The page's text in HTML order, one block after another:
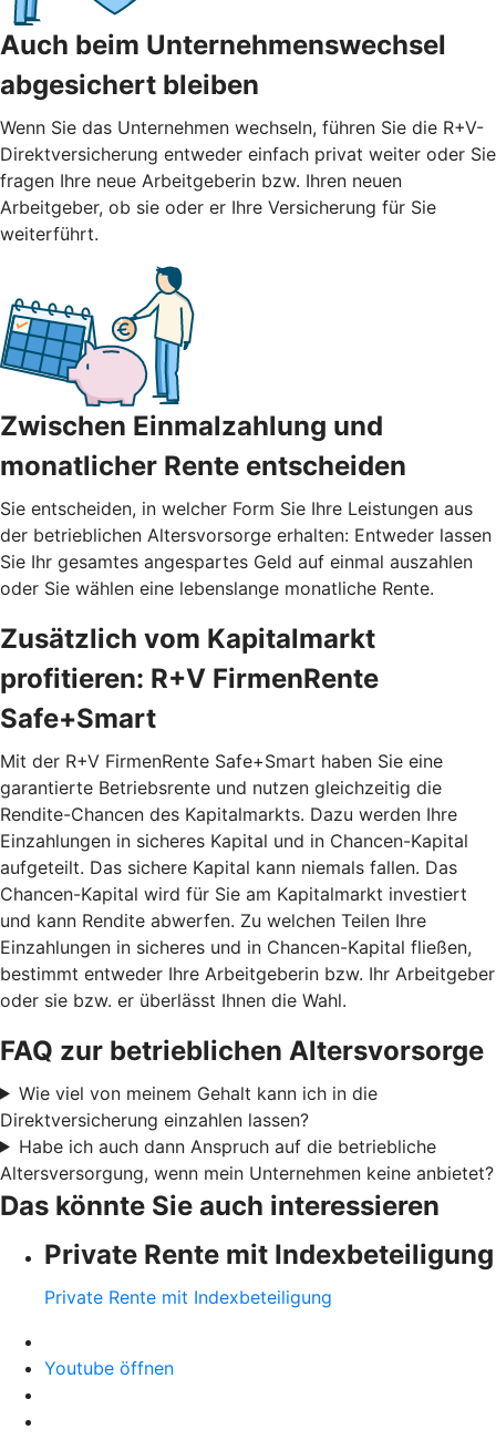
Auch beim Unternehmenswechsel
abgesichert bleiben
Wenn Sie das Unternehmen wechseln, führen Sie die R+V-
Direktversicherung entweder einfach privat weiter oder Sie
fragen Ihre neue Arbeitgeberin bzw. Ihren neuen
Arbeitgeber, ob sie oder er Ihre Versicherung für Sie
weiterführt.
Zwischen Einmalzahlung und
monatlicher Rente entscheiden
Sie entscheiden, in welcher Form Sie Ihre Leistungen aus
der betrieblichen Altersvorsorge erhalten: Entweder lassen
Sie Ihr gesamtes angespartes Geld auf einmal auszahlen
oder Sie wählen eine lebenslange monatliche Rente.
Zusätzlich vom Kapitalmarkt
profitieren: R+V FirmenRente
Safe+Smart
Mit der R+V FirmenRente Safe+Smart haben Sie eine
garantierte Betriebsrente und nutzen gleichzeitig die
Rendite-Chancen des Kapitalmarkts. Dazu werden Ihre
Einzahlungen in sicheres Kapital und in Chancen-Kapital
aufgeteilt. Das sichere Kapital kann niemals fallen. Das
Chancen-Kapital wird für Sie am Kapitalmarkt investiert
und kann Rendite abwerfen. Zu welchen Teilen Ihre
Einzahlungen in sicheres und in Chancen-Kapital fließen,
bestimmt entweder Ihre Arbeitgeberin bzw. Ihr Arbeitgeber
oder sie bzw. er überlässt Ihnen die Wahl.
FAQ zur betrieblichen Altersvorsorge
Wie viel von meinem Gehalt kann ich in die
Direktversicherung einzahlen lassen?
Habe ich auch dann Anspruch auf die betriebliche
Altersversorgung, wenn mein Unternehmen keine anbietet?
Das könnte Sie auch interessieren
Private Rente mit Indexbeteiligung
Private Rente mit Indexbeteiligung
Youtube öffnen